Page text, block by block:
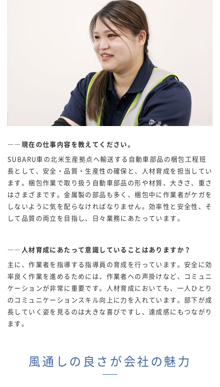
――現在の仕事内容を教えてください。
SUBARU車の北米生産拠点へ輸送する自動車部品の梱包工程班
長として、安全・品質・生産性の確保と、人材育成を担当してい
ます。梱包作業で取り扱う自動車部品の形や材質、大きさ、重さ
はさまざまです。金属製の部品も多く、梱包中に作業者がケガを
しないように気を配らなければなりません。効率性と安全性、そ
して品質の両立を目指し、日々業務にあたっています。
――人材育成にあたって意識していることはありますか？
主に、作業者を指導する指導員の育成を行っています。安全に効
率良く作業を進めるためには、作業者への声掛けなど、コミュニ
ケーションが非常に重要です。人材育成においても、一人ひとり
のコミュニケーションスキル向上に力を入れています。部下が成
長していく姿を見るのは大きな喜びですし、達成感にもつながり
ます。
風通しの良さが会社の魅力